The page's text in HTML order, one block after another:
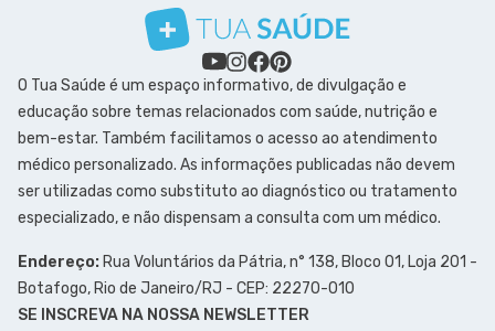
O Tua Saúde é um espaço informativo, de divulgação e
educação sobre temas relacionados com saúde, nutrição e
bem-estar. Também facilitamos o acesso ao atendimento
médico personalizado. As informações publicadas não devem
ser utilizadas como substituto ao diagnóstico ou tratamento
especializado, e não dispensam a consulta com um médico.
Endereço: Rua Voluntários da Pátria, n° 138, Bloco 01, Loja 201 -
Botafogo, Rio de Janeiro/RJ - CEP: 22270-010
SE INSCREVA NA NOSSA NEWSLETTER